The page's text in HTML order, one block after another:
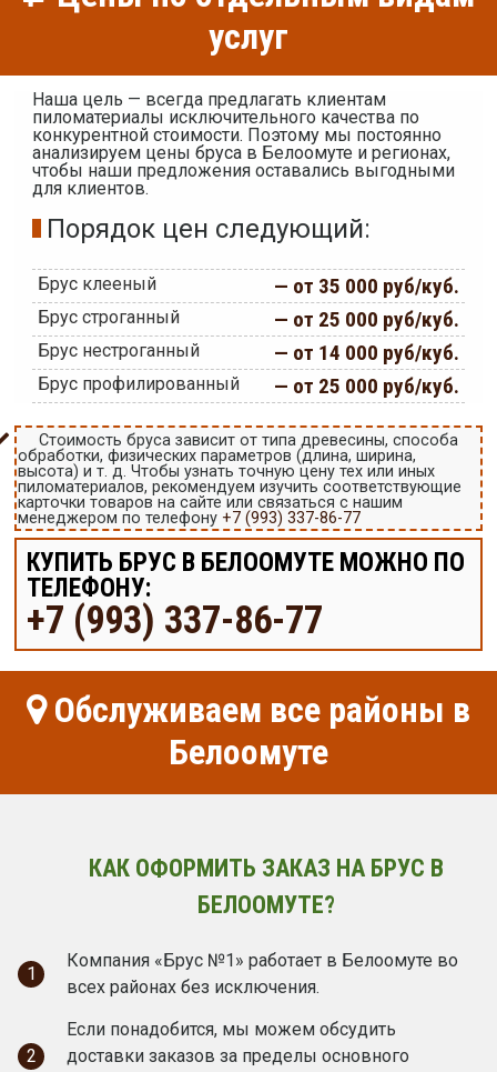
услуг
Наша цель — всегда предлагать клиентам
пиломатериалы исключительного качества по
конкурентной стоимости. Поэтому мы постоянно
анализируем цены бруса в Белоомуте и регионах,
чтобы наши предложения оставались выгодными
для клиентов.
Порядок цен следующий:
Брус клееный — от 35 000 руб/куб.
Брус строганный — от 25 000 руб/куб.
Брус нестроганный — от 14 000 руб/куб.
Брус профилированный — от 25 000 руб/куб.
Стоимость бруса зависит от типа древесины, способа
обработки, физических параметров (длина, ширина,
высота) и т. д. Чтобы узнать точную цену тех или иных
пиломатериалов, рекомендуем изучить соответствующие
карточки товаров на сайте или связаться с нашим
менеджером по телефону +7 (993) 337-86-77
КУПИТЬ БРУС В БЕЛООМУТЕ МОЖНО ПО
ТЕЛЕФОНУ:
+7 (993) 337-86-77
Обслуживаем все районы в
Белоомуте
КАК ОФОРМИТЬ ЗАКАЗ НА БРУС В
БЕЛООМУТЕ?
1
Компания «Брус №1» работает в Белоомуте во
всех районах без исключения.
2
Если понадобится, мы можем обсудить
доставки заказов за пределы основного